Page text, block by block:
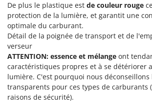
De plus le plastique est de couleur rouge
protection de la lumière, et garantit une
optimale du carburant.
Détail de la poignée de transport et de
verseur
ATTENTION: essence et mélange ont
caractéristiques propres et à se détériorer
lumière. C'est pourquoi nous déconseillons
transparents pour ces types de carburants
raisons de sécurité).